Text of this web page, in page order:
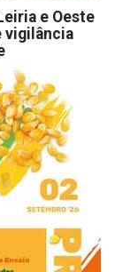
e Oeste
vigilância